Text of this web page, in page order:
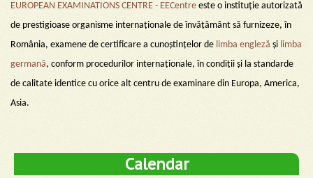
EUROPEAN EXAMINATIONS CENTRE - EECentre este o instituţie autorizată
de prestigioase organisme internaționale de învățământ să furnizeze, în
România, examene de certificare a cunoștințelor de limba engleză şi limba
germană, conform procedurilor internaționale, în condiții și la standarde
de calitate identice cu orice alt centru de examinare din Europa, America,
Asia.
Calendar